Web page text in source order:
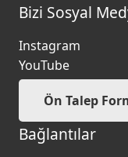
Bizi Sosyal
Instagram
YouTube
Ön Talep
Bağlantılar